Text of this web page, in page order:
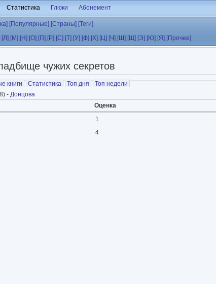
Статистика Глюки Абонемент
[Популярные] [Страны] [Теги]
[Л] [М] [Н] [О] [П] [Р] [С] [Т] [У] [Ф] [Х] [Ц] [Ч] [Ш] [Щ] [Э] [Ю] [Я] [Прочее]
чужих секретов
книги Статистика Топ дня
Топ недели
- Донцова
Оценка
1
4